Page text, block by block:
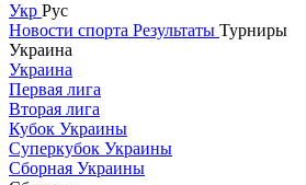
Укр Рус
Новости спорта Результаты Турниры
Украина
Украина
Первая лига
Вторая лига
Кубок Украины
Суперкубок Украины
Сборная Украины